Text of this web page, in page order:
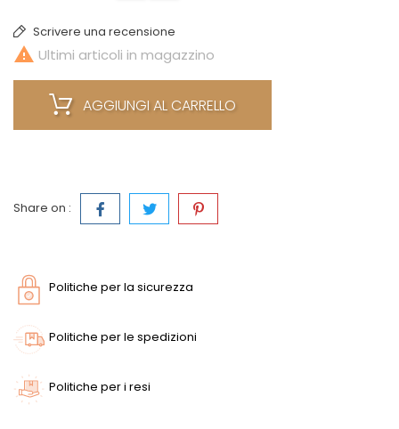
Scrivere una recensione
 Ultimi articoli in magazzino
AGGIUNGI AL CARRELLO
Share on :
Politiche per la sicurezza
Politiche per le spedizioni
Politiche per i resi